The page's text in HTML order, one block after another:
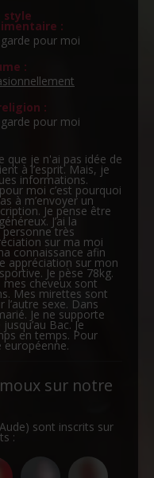
style
:
garde pour moi
:
:
garde pour moi
que je n'ai pas idée de
à l’esprit. Mais, je
informations.
moi c’est pourquoi
à m’envoyer un
Je pense être
J’ai la
très
sur ma moi
connaissance afin
appréciation sur mon
Je pèse 78kg.
mes cheveux sont
Mes mirettes sont
l’autre sexe. Dans
Je ne supporte
Bac. Je
en temps. Pour
sur notre
sont inscrits sur
: